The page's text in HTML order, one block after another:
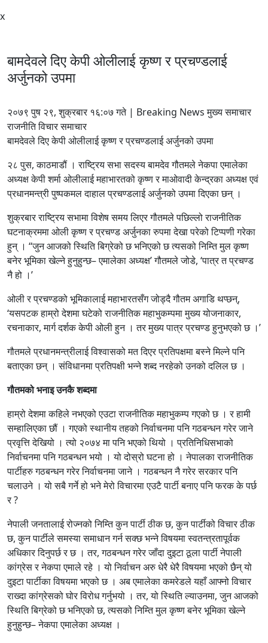
x
बामदेवले दिए केपी ओलीलाई कृष्ण र प्रचण्डलाई
अर्जुनको उपमा
२०७९ पुष २९, शुक्रबार १६:०७ गते | Breaking News मुख्य समाचार
राजनीति विचार समाचार
बामदेवले दिए केपी ओलीलाई कृष्ण र प्रचण्डलाई अर्जुनको उपमा
२८ पुस, काठमाडौं । राष्ट्रिय सभा सदस्य बामदेव गौतमले नेकपा एमालेका
अध्यक्ष केपी शर्मा ओलीलाई महाभारतको कृष्ण र माओवादी केन्द्रका अध्यक्ष एवं
प्रधानमन्त्री पुष्पकमल दाहाल प्रचण्डलाई अर्जुनको उपमा दिएका छन् ।
शुक्रबार राष्ट्रिय सभामा विशेष समय लिएर गौतमले पछिल्लो राजनीतिक
घटनाक्रममा ओली कृष्ण र प्रचण्ड अर्जुनका रुपमा देखा परेको टिप्पणी गरेका
हुन् । ‘‘जुन आजको स्थिति बिग्रेको छ भनिएको छ त्यसको निम्ति मुल कृष्ण
बनेर भूमिका खेल्ने हुनुहुन्छ– एमालेका अध्यक्ष’ गौतमले जोडे, ‘पात्र त प्रचण्ड
नै हो ।’
ओली र प्रचण्डको भूमिकालाई महाभारतसँग जोड्दै गौतम अगाडि थप्छन्,
‘यसपटक हाम्रो देशमा घटेको राजनीतिक महाभुकम्पमा मुख्य योजनाकार,
रचनाकार, मार्ग दर्शक केपी ओली हुन । तर मुख्य पात्र प्रचण्ड हुनुभएको छ ।’
गौतमले प्रधानमन्त्रीलाई विश्वासको मत दिएर प्रतिपक्षमा बस्ने मिल्ने पनि
बताएका छन् । संविधानमा प्रतिपक्षी भन्ने शब्द नरहेको उनको दलिल छ ।
गौतमको भनाइ उनकै शब्दमा
हाम्रो देशमा कहिले नभएको एउटा राजनीतिक महाभुकम्प गएको छ । र हामी
सम्हालिएका छौं । गएको स्थानीय तहको निर्वाचनमा पनि गठबन्धन गरेर जाने
प्रवृत्ति देखियो । त्यो २०७४ मा पनि भएको थियो । प्रतिनिधिसभाको
निर्वाचनमा पनि गठबन्धन भयो । यो दोस्रो घटना हो । नेपालका राजनीतिक
पार्टीहरु गठबन्धन गरेर निर्वाचनमा जाने । गठबन्धन नै गरेर सरकार पनि
चलाउने । यो सबै गर्ने हो भने मेरो विचारमा एउटै पार्टी बनाए पनि फरक के पर्छ
र ?
नेपाली जनतालाई रोज्नको निम्ति कुन पार्टी ठीक छ, कुन पार्टीको विचार ठीक
छ, कुन पार्टीले समस्या समाधान गर्न सक्छ भन्ने विषयमा स्वतन्त्रतापूर्वक
अधिकार दिनुपर्छ र छ । तर, गठबन्धन गरेर जाँदा दुइटा ठूला पार्टी नेपाली
कांग्रेस र नेकपा एमाले रहे । यो निर्वाचन अरु धेरै धेरै विषयमा भएको छैन् यो
दुइटा पार्टीका विषयमा भएको छ । अब एमालेका कमरेडले यहाँ आफ्नो विचार
राख्दा कांग्रेसको घोर विरोध गर्नुभयो । तर, यो स्थिति ल्याउनमा, जुन आजको
स्थिति बिग्रेको छ भनिएको छ, त्यसको निम्ति मुल कृष्ण बनेर भूमिका खेल्ने
हुनुहुन्छ– नेकपा एमालेका अध्यक्ष ।